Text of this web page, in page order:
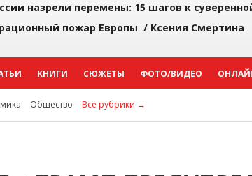
назрели перемены: 15 шагов к
пожар Европы / Ксения Смертина
КНИГИ СЮЖЕТЫ ФОТО/ВИДЕО
Общество Все рубрики →